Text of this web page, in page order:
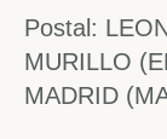
Postal:
MURILLO
MADRID